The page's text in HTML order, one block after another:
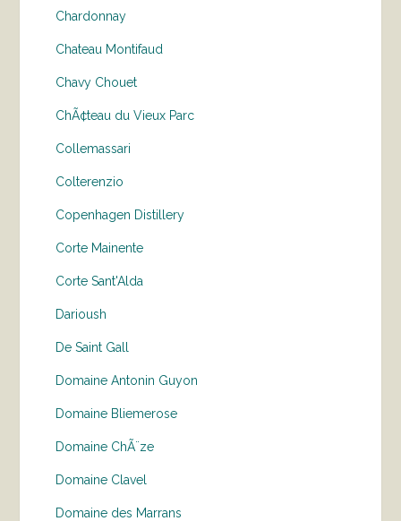
Chardonnay
Chateau Montifaud
Chavy Chouet
ChÃ¢teau du Vieux Parc
Collemassari
Colterenzio
Copenhagen Distillery
Corte Mainente
Corte Sant'Alda
Darioush
De Saint Gall
Domaine Antonin Guyon
Domaine Bliemerose
Domaine ChÃ¨ze
Domaine Clavel
Domaine des Marrans